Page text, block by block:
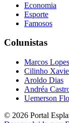
Economia
Esporte
Famosos
Colunistas
Marcos Lopes
Cilinho
Aroldo Dias
Andréa
Uemerson
© 2026 Portal